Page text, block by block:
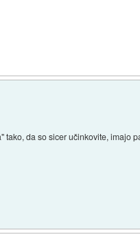
da so sicer učinkovite, imajo